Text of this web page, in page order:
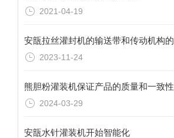
2021-04-19
2023-11-24
熊胆粉灌装机保证产品的质量和一致性
2024-03-29
安瓿水针灌装机开始智能化